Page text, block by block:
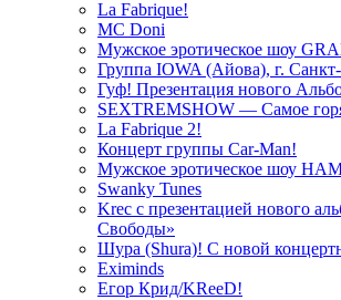
La Fabrique!
MC Doni
Мужское эротическое шоу
Группа IOWA (Айова), г.
Гуф! Презентация нового
SEXTREMSHOW — Самое
La Fabrique 2!
Концерт группы Car-Man!
Мужское эротическое шоу
Swanky Tunes
Krec с презентацией нового
Свободы»
Шура (Shura)! С новой
Eximinds
Егор Крид/KReeD!